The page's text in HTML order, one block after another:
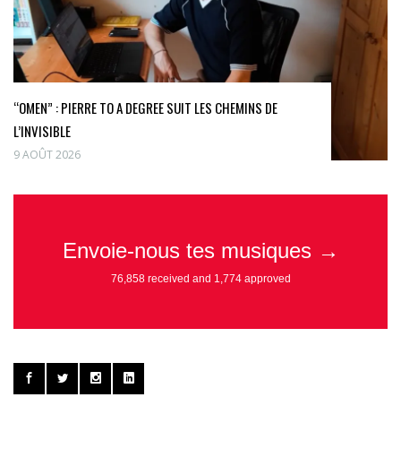
“OMEN” : PIERRE TO A DEGREE SUIT LES CHEMINS DE
L’INVISIBLE
9 AOÛT 2026